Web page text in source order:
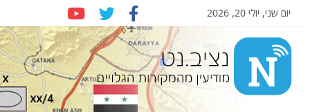
יום שני, יולי 20, 2026
Nziv.net
מודיעין
מהמקורות